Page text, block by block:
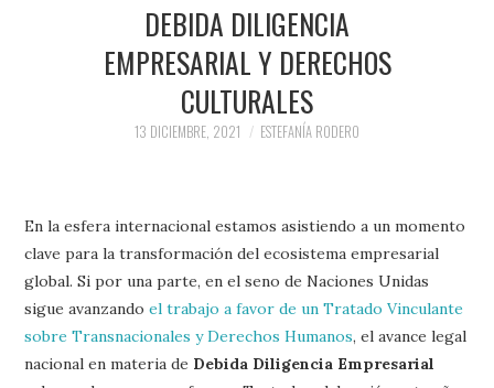
DEBIDA DILIGENCIA
EMPRESARIAL Y DERECHOS
CULTURALES
13 DICIEMBRE, 2021 ESTEFANÍA RODERO
En la esfera internacional estamos asistiendo a un momento
clave para la transformación del ecosistema empresarial
global. Si por una parte, en el seno de Naciones Unidas
sigue avanzandoel trabajo a favor de un Tratado Vinculante
sobre Transnacionales y Derechos Humanos, el avance legal
nacional en materia de Debida Diligencia Empresarial